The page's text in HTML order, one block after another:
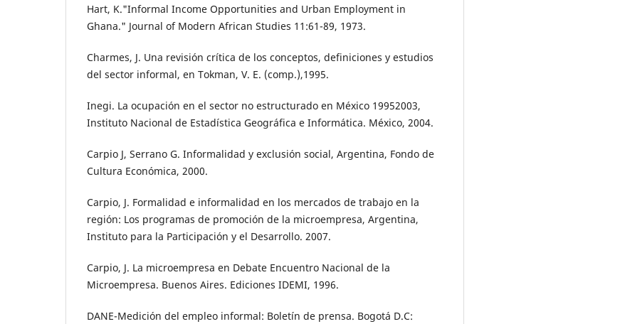
Hart, K."Informal Income Opportunities and Urban Employment in
Ghana." Journal of Modern African Studies 11:61-89, 1973.
Charmes, J. Una revisión crítica de los conceptos, definiciones y estudios
del sector informal, en Tokman, V. E. (comp.),1995.
Inegi. La ocupación en el sector no estructurado en México 19952003,
Instituto Nacional de Estadística Geográfica e Informática. México, 2004.
Carpio J, Serrano G. Informalidad y exclusión social, Argentina, Fondo de
Cultura Económica, 2000.
Carpio, J. Formalidad e informalidad en los mercados de trabajo en la
región: Los programas de promoción de la microempresa, Argentina,
Instituto para la Participación y el Desarrollo. 2007.
Carpio, J. La microempresa en Debate Encuentro Nacional de la
Microempresa. Buenos Aires. Ediciones IDEMI, 1996.
DANE-Medición del empleo informal: Boletín de prensa. Bogotá D.C: